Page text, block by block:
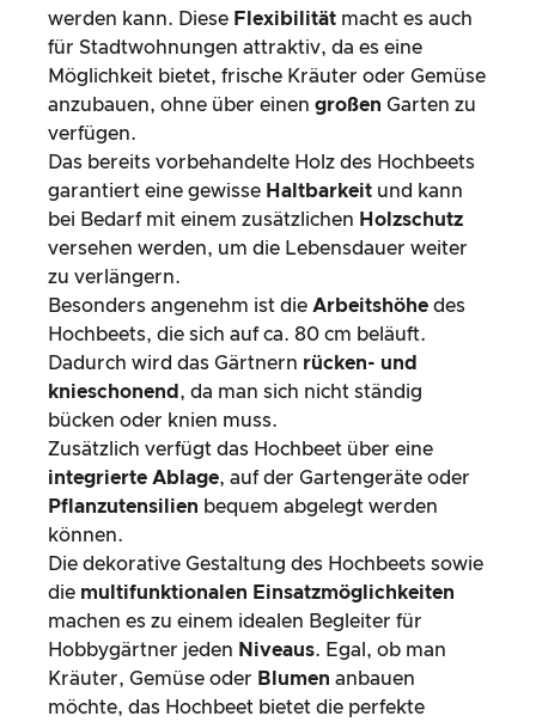
werden kann. Diese Flexibilität macht es auch
für Stadtwohnungen attraktiv, da es eine
Möglichkeit bietet, frische Kräuter oder Gemüse
anzubauen, ohne über einen großen Garten zu
verfügen.
Das bereits vorbehandelte Holz des Hochbeets
garantiert eine gewisse Haltbarkeit und kann
bei Bedarf mit einem zusätzlichen Holzschutz
versehen werden, um die Lebensdauer weiter
zu verlängern.
Besonders angenehm ist die Arbeitshöhe des
Hochbeets, die sich auf ca. 80 cm beläuft.
Dadurch wird das Gärtnern rücken- und
knieschonend , da man sich nicht ständig
bücken oder knien muss.
Zusätzlich verfügt das Hochbeet über eine
integrierte Ablage, auf der Gartengeräte oder
Pflanzutensilien bequem abgelegt werden
können.
Die dekorative Gestaltung des Hochbeets sowie
die multifunktionalen Einsatzmöglichkeiten
machen es zu einem idealen Begleiter für
Hobbygärtner jeden Niveaus. Egal, ob man
Kräuter, Gemüse oder Blumen anbauen
möchte, das Hochbeet bietet die perfekte